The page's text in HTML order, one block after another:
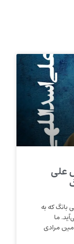
علی
بانگ که به
ما
امین مرادی